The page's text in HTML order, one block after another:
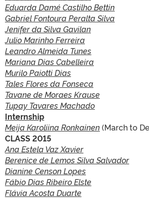
Eduarda Damé Castilho Bettin
Gabriel Fontoura Peralta Silva
Jenifer da Silva Gavilan
Julio Marinho Ferreira
Leandro Almeida Tunes
Mariana Dias Cabelleira
Murilo Paiotti Dias
Tales Flores da Fonseca
Tavane de Moraes Krause
Tupay Tavares Machado
Internship
Meija Karoliina Ronkainen(March to
CLASS 2015
Ana Estela Vaz Xavier
Berenice de Lemos Silva Salvador
Dianine Censon Lopes
Fábio Dias Ribeiro Elste
Flávia Acosta Duarte